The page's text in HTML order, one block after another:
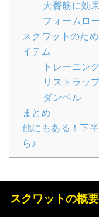
大臀筋に効
フォームロ
スクワットのた
イテム
トレーニン
リストラッ
ダンベル
まとめ
他にもある！下
ら♪
スクワットの概